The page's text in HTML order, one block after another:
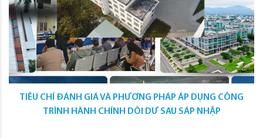
TIÊU CHÍ ĐÁNH GIÁ VÀ PHƯƠNG PHÁP ÁP DỤNG CÔNG
TRÌNH HÀNH CHÍNH DÔI DƯ SAU SÁP NHẬP